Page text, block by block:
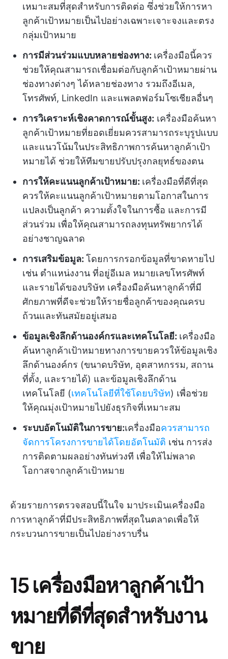
เหมาะสมที่สุดสำหรับการติดต่อ ซึ่งช่วยให้การหา
ลูกค้าเป้าหมายเป็นไปอย่างเฉพาะเจาะจงและตรง
กลุ่มเป้าหมาย
การมีส่วนร่วมแบบหลายช่องทาง: เครื่องมือนี้ควร
ช่วยให้คุณสามารถเชื่อมต่อกับลูกค้าเป้าหมายผ่าน
ช่องทางต่างๆ ได้หลายช่องทาง รวมถึงอีเมล,
โทรศัพท์, LinkedIn และแพลตฟอร์มโซเชียลอื่นๆ
การวิเคราะห์เชิงคาดการณ์ขั้นสูง: เครื่องมือค้นหา
ลูกค้าเป้าหมายที่ยอดเยี่ยมควรสามารถระบุรูปแบบ
และแนวโน้มในประสิทธิภาพการค้นหาลูกค้าเป้า
หมายได้ ช่วยให้ทีมขายปรับปรุงกลยุทธ์ของตน
การให้คะแนนลูกค้าเป้าหมาย: เครื่องมือที่ดีที่สุด
ควรให้คะแนนลูกค้าเป้าหมายตามโอกาสในการ
แปลงเป็นลูกค้า ความตั้งใจในการซื้อ และการมี
ส่วนร่วม เพื่อให้คุณสามารถลงทุนทรัพยากรได้
อย่างชาญฉลาด
การเสริมข้อมูล: โดยการกรอกข้อมูลที่ขาดหายไป
เช่น ตำแหน่งงาน ที่อยู่อีเมล หมายเลขโทรศัพท์
และรายได้ของบริษัท เครื่องมือค้นหาลูกค้าที่มี
ศักยภาพที่ดีจะช่วยให้รายชื่อลูกค้าของคุณครบ
ถ้วนและทันสมัยอยู่เสมอ
ข้อมูลเชิงลึกด้านองค์กรและเทคโนโลยี: เครื่องมือ
ค้นหาลูกค้าเป้าหมายทางการขายควรให้ข้อมูลเชิง
ลึกด้านองค์กร (ขนาดบริษัท, อุตสาหกรรม, สถาน
ที่ตั้ง, และรายได้) และข้อมูลเชิงลึกด้าน
เทคโนโลยี (เทคโนโลยีที่ใช้โดยบริษัท) เพื่อช่วย
ให้คุณมุ่งเป้าหมายไปยังธุรกิจที่เหมาะสม
ระบบอัตโนมัติในการขาย:เครื่องมือควรสามารถ
จัดการโครงการขายได้โดยอัตโนมัติ เช่น การส่ง
การติดตามผลอย่างทันท่วงที เพื่อให้ไม่พลาด
โอกาสจากลูกค้าเป้าหมาย
ด้วยรายการตรวจสอบนี้ในใจ มาประเมินเครื่องมือ
การหาลูกค้าที่มีประสิทธิภาพที่สุดในตลาดเพื่อให้
กระบวนการขายเป็นไปอย่างราบรื่น
15 เครื่องมือหาลูกค้าเป้า
หมายที่ดีที่สุดสำหรับงาน
ขาย